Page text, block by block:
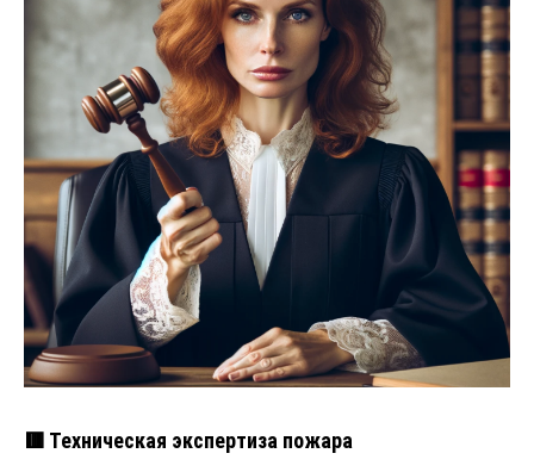
🟥 Техническая экспертиза пожара